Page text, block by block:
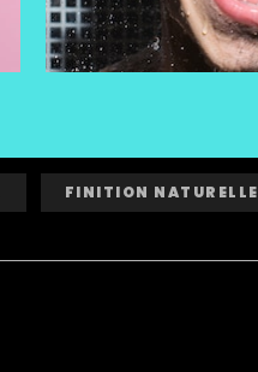
FINITION NATURELLE